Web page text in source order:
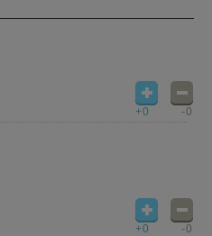
+0 -0
+0 -0